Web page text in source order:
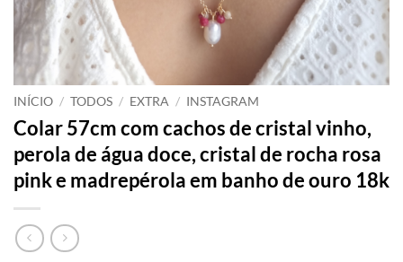
INÍCIO / TODOS / EXTRA / INSTAGRAM
Colar 57cm com cachos de cristal vinho,
perola de água doce, cristal de rocha rosa
pink e madrepérola em banho de ouro 18k